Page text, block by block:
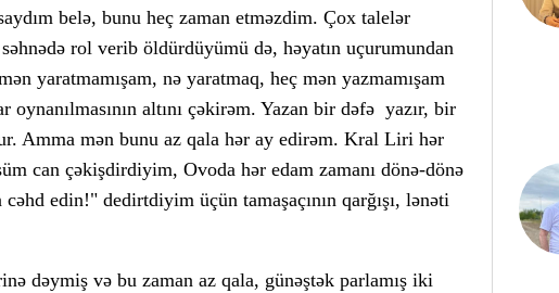
belə, bunu heç zaman etməzdim. Çox talelər
səhnədə rol verib öldürdüyümü də, həyatın uçurumundan
yaratmamışam, nə yaratmaq, heç mən yazmamışam
oynanılmasının altını çəkirəm. Yazan bir dəfə yazır, bir
Amma mən bunu az qala hər ay edirəm. Kral Liri hər
can çəkişdirdiyim, Ovoda hər edam zamanı dönə-dönə
edin!" dedirtdiyim üçün tamaşaçının qarğışı, lənəti
dəymiş və bu zaman az qala, günəştək parlamış iki